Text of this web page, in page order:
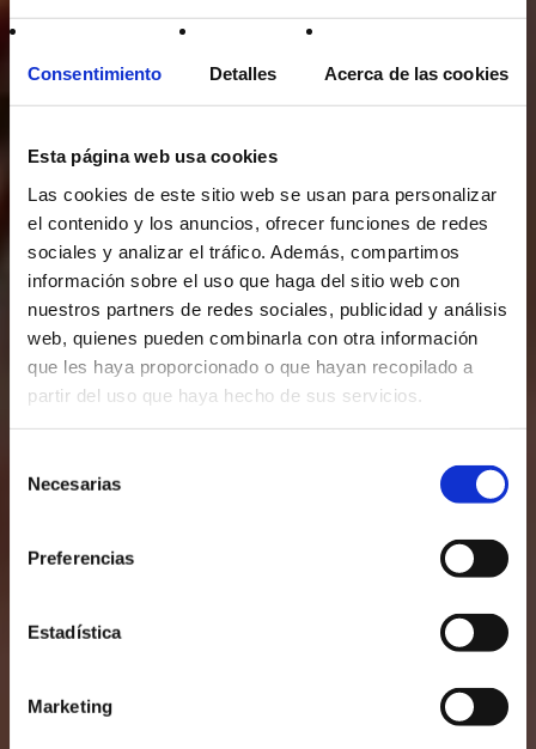
Consentimiento Detalles Acerca de las cookies
Esta página web usa cookies
Las cookies de este sitio web se usan para personalizar
el contenido y los anuncios, ofrecer funciones de redes
sociales y analizar el tráfico. Además, compartimos
información sobre el uso que haga del sitio web con
nuestros partners de redes sociales, publicidad y análisis
web, quienes pueden combinarla con otra información
que les haya proporcionado o que hayan recopilado a
partir del uso que haya hecho de sus servicios.
Necesarias
Preferencias
Estadística
Marketing